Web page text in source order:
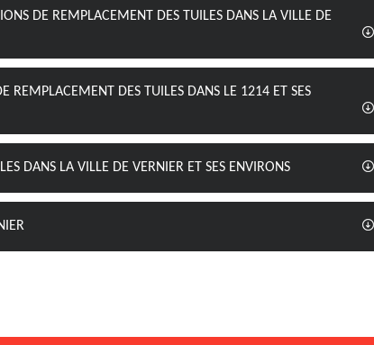
DE REMPLACEMENT DES TUILES DANS LA VILLE DE
REMPLACEMENT DES TUILES DANS LE 1214 ET SES
DANS LA VILLE DE VERNIER ET SES ENVIRONS